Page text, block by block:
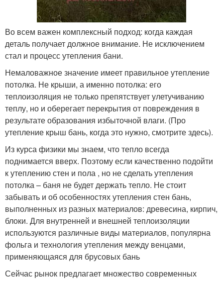
Во всем важен комплексный подход: когда каждая
деталь получает должное внимание. Не исключением
стал и процесс утепления бани.
Немаловажное значение имеет правильное утепление
потолка. Не крыши, а именно потолка: его
теплоизоляция не только препятствует улетучиванию
теплу, но и оберегает перекрытия от повреждения в
результате образования избыточной влаги. (Про
утепление крыш бань, когда это нужно, смотрите здесь).
Из курса физики мы знаем, что тепло всегда
поднимается вверх. Поэтому если качественно подойти
к утеплению стен и пола , но не сделать утепления
потолка – баня не будет держать тепло. Не стоит
забывать и об особенностях утепления стен бань,
выполненных из разных материалов: древесина, кирпич,
блоки. Для внутренней и внешней теплоизоляции
используются различные виды материалов, популярна
фольга и технология утепления между венцами,
применяющаяся для брусовых бань
Сейчас рынок предлагает множество современных